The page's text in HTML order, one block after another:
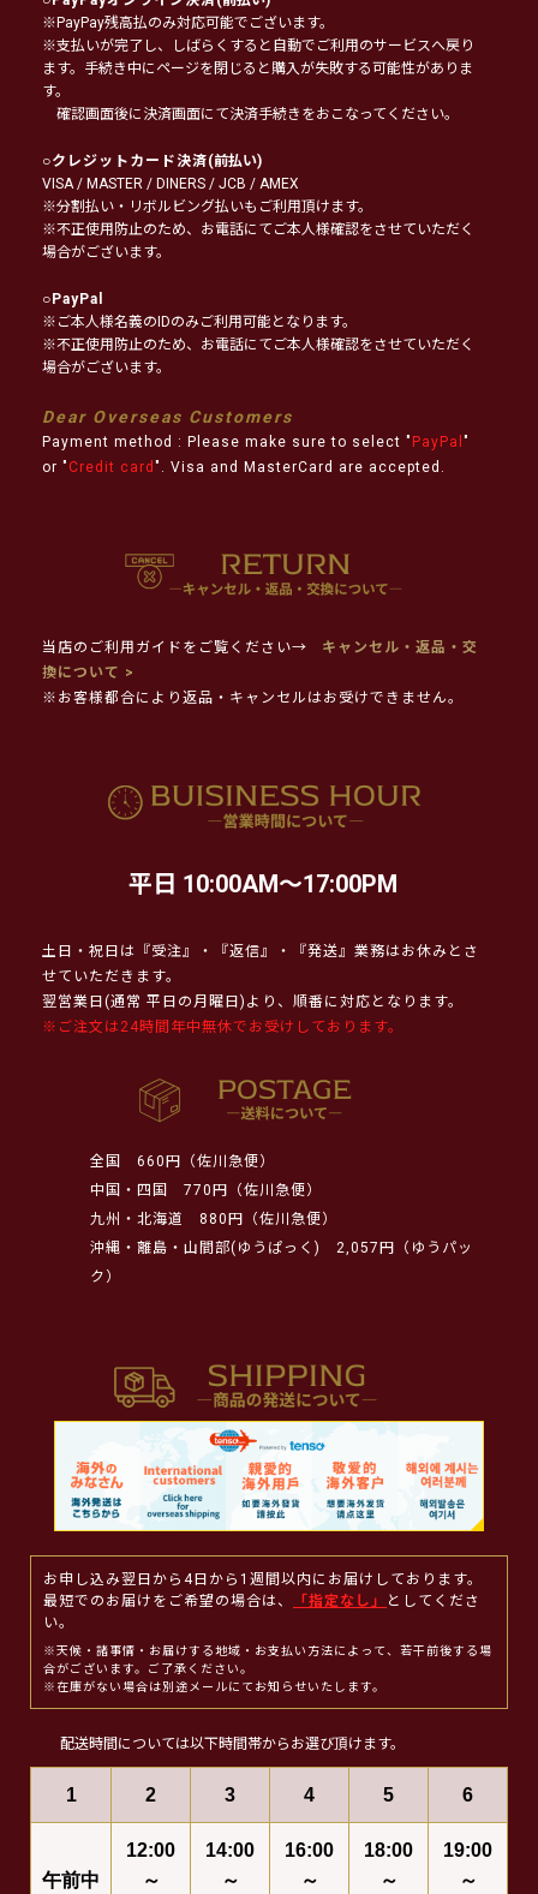
※PayPay残高払のみ対応可能でございます。
※支払いが完了し、しばらくすると自動でご利用のサービスへ戻り
ます。手続き中にページを閉じると購入が失敗する可能性がありま
す。
確認画面後に決済画面にて決済手続きをおこなってください。
○クレジットカード決済(前払い)
VISA / MASTER / DINERS / JCB / AMEX
※分割払い・リボルビング払いもご利用頂けます。
※不正使用防止のため、お電話にてご本人様確認をさせていただく
場合がございます。
○PayPal
※ご本人様名義のIDのみご利用可能となります。
※不正使用防止のため、お電話にてご本人様確認をさせていただく
場合がございます。
Dear Overseas Customers
Payment method : Please make sure to select " PayPal "
or " Credit card ". Visa and MasterCard are accepted.
当店のご利用ガイドをご覧ください→
キャンセル・返品・交
換について >
※お客様都合により返品・キャンセルはお受けできません。
平日 10:00AM～17:00PM
土日・祝日は『受注』・『返信』・『発送』業務はお休みとさ
せていただきます。
翌営業日(通常 平日の月曜日)より、順番に対応となります。
※ご注文は24時間年中無休でお受けしております。
全国
660円（佐川急便）
中国・四国
770円（佐川急便）
九州・北海道
880円（佐川急便）
沖縄・離島・山間部(ゆうぱっく)
2,057円（ゆうパッ
ク）
お申し込み翌日から4日から1週間以内にお届けしております。
最短でのお届けをご希望の場合は、
「指定なし」
としてくださ
い。
※天候・諸事情・お届けする地域・お支払い方法によって、若干前後する場
合がございます。ご了承ください。
※在庫がない場合は別途メールにてお知らせいたします。
配送時間については以下時間帯からお選び頂けます。
1 2 3 4 5 6
午前中
12:00
～
14:00
～
16:00
～
18:00
～
19:00
～